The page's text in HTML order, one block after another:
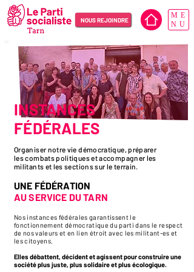
NOUS REJOINDRE
ME
NU
INSTANCES
FÉDÉRALES
Organiser notre vie démocratique, préparer
les combats politiques et accompagner les
militants et les sections sur le terrain.
UNE FÉDÉRATION
AU SERVICE DU TARN
Nos instances fédérales garantissent le
fonctionnement démocratique du parti dans le respect
de nos valeurs et en lien étroit avec les militant-es et
les citoyens.
Elles débattent, décident et agissent pour construire une
société plus juste, plus solidaire et plus écologique.